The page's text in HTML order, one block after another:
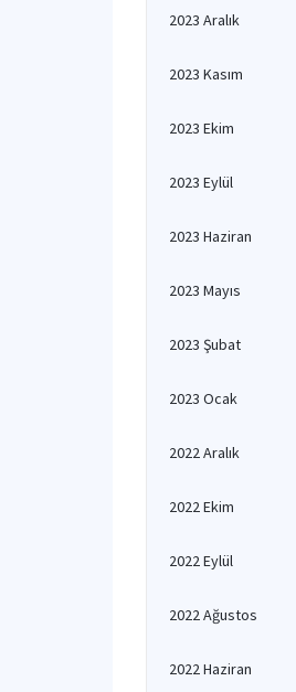
2023 Aralık
2023 Kasım
2023 Ekim
2023 Eylül
2023 Haziran
2023 Mayıs
2023 Şubat
2023 Ocak
2022 Aralık
2022 Ekim
2022 Eylül
2022 Ağustos
2022 Haziran